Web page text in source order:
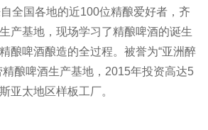
全国各地的近100位精酿爱好者，齐
产基地，现场学习了精酿啤酒的诞生
酿啤酒酿造的全过程。被誉为“亚洲醉
精酿啤酒生产基地，2015年投资高达5
亚太地区样板工厂。